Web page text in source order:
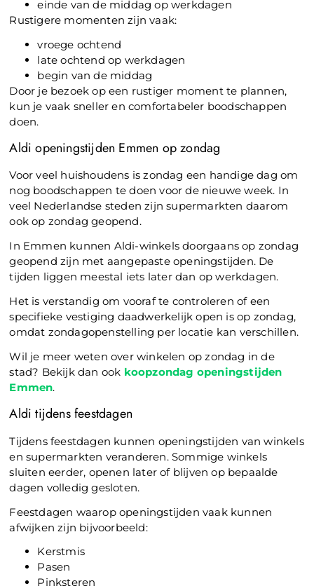
einde van de middag op werkdagen
Rustigere momenten zijn vaak:
vroege ochtend
late ochtend op werkdagen
begin van de middag
Door je bezoek op een rustiger moment te plannen,
kun je vaak sneller en comfortabeler boodschappen
doen.
Aldi openingstijden Emmen op zondag
Voor veel huishoudens is zondag een handige dag om
nog boodschappen te doen voor de nieuwe week. In
veel Nederlandse steden zijn supermarkten daarom
ook op zondag geopend.
In Emmen kunnen Aldi-winkels doorgaans op zondag
geopend zijn met aangepaste openingstijden. De
tijden liggen meestal iets later dan op werkdagen.
Het is verstandig om vooraf te controleren of een
specifieke vestiging daadwerkelijk open is op zondag,
omdat zondagopenstelling per locatie kan verschillen.
Wil je meer weten over winkelen op zondag in de
stad? Bekijk dan ook koopzondag openingstijden
Emmen.
Aldi tijdens feestdagen
Tijdens feestdagen kunnen openingstijden van winkels
en supermarkten veranderen. Sommige winkels
sluiten eerder, openen later of blijven op bepaalde
dagen volledig gesloten.
Feestdagen waarop openingstijden vaak kunnen
afwijken zijn bijvoorbeeld:
Kerstmis
Pasen
Pinksteren